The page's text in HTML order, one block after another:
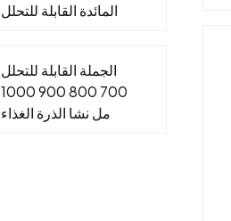
المائدة القابلة للتحلل
والباردة
الجملة القابلة للتحلل
700 800 900 1000
مل نشا الذرة الغذاء